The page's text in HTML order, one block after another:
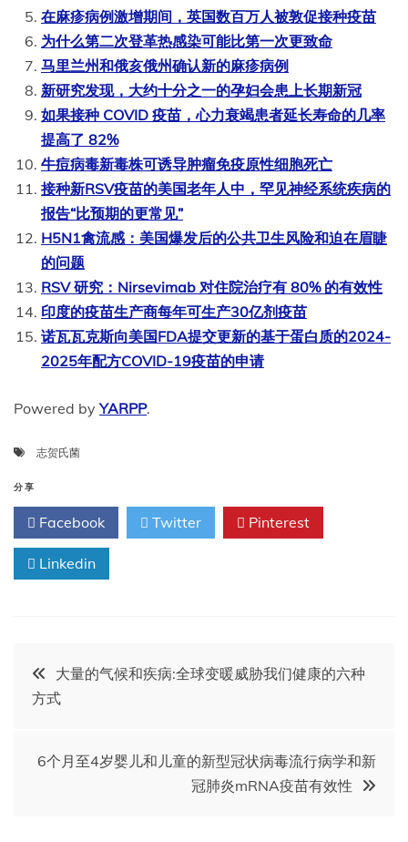
在麻疹病例激增期间，英国数百万人被敦促接种疫苗
为什么第二次登革热感染可能比第一次更致命
马里兰州和俄亥俄州确认新的麻疹病例
新研究发现，大约十分之一的孕妇会患上长期新冠
如果接种 COVID 疫苗，心力衰竭患者延长寿命的几率
提高了 82%
牛痘病毒新毒株可诱导肿瘤免疫原性细胞死亡
接种新RSV疫苗的美国老年人中，罕见神经系统疾病的
报告“比预期的更常见”
H5N1禽流感：美国爆发后的公共卫生风险和迫在眉睫
的问题
RSV 研究：Nirsevimab 对住院治疗有 80% 的有效性
印度的疫苗生产商每年可生产30亿剂疫苗
诺瓦瓦克斯向美国FDA提交更新的基于蛋白质的2024-
2025年配方COVID-19疫苗的申请
Powered byYARPP.
志贺氏菌
分享
Facebook Twitter Pinterest
Linkedin
文
章
导
大量的气候和疾病:全球变暖威胁我们健康的六种
方式
6个月至4岁婴儿和儿童的新型冠状病毒流行病学和新
冠肺炎mRNA疫苗有效性